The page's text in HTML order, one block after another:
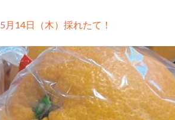
5月14日（木）採れたて！